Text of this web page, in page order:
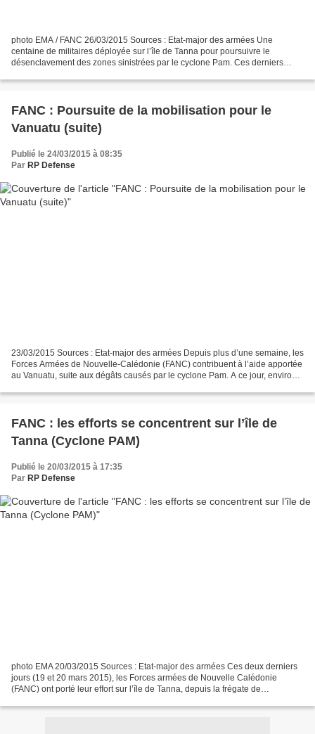
photo EMA / FANC 26/03/2015 Sources : Etat-major des armées Une
centaine de militaires déployée sur l’île de Tanna pour poursuivre le
désenclavement des zones sinistrées par le cyclone Pam. Ces derniers
FANC : Poursuite de la mobilisation pour le
Vanuatu (suite)
Publié le 24/03/2015 à 08:35
Par RP Defense
23/03/2015 Sources : Etat-major des armées Depuis plus d’une semaine, les
Forces Armées de Nouvelle-Calédonie (FANC) contribuent à l’aide apportée
au Vanuatu, suite aux dégâts causés par le cyclone Pam. A ce jour, environ
FANC : les efforts se concentrent sur l’île de
Tanna (Cyclone PAM)
Publié le 20/03/2015 à 17:35
Par RP Defense
photo EMA 20/03/2015 Sources : Etat-major des armées Ces deux derniers
jours (19 et 20 mars 2015), les Forces armées de Nouvelle Calédonie
(FANC) ont porté leur effort sur l’île de Tanna, depuis la frégate de